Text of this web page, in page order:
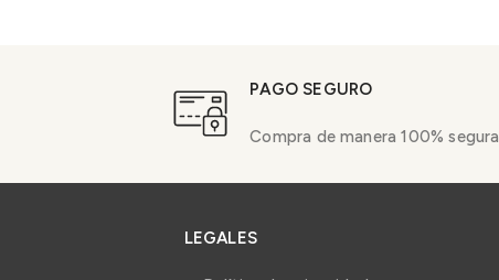
PAGO SEGURO
Compra de manera 100% segura
LEGALES